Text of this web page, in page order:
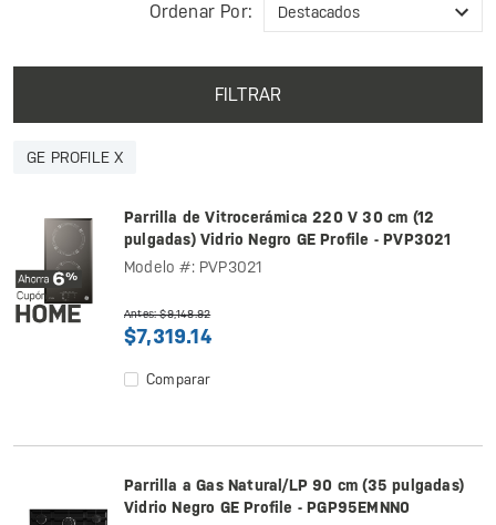
Ordenar Por:
FILTRAR
GE PROFILE X
Parrilla de Vitrocerámica 220 V 30 cm (12
pulgadas) Vidrio Negro GE Profile - PVP3021
Modelo #: PVP3021
Antes: $9,148.92
$7,319.14
Comparar
Parrilla a Gas Natural/LP 90 cm (35 pulgadas)
Vidrio Negro GE Profile - PGP95EMNN0